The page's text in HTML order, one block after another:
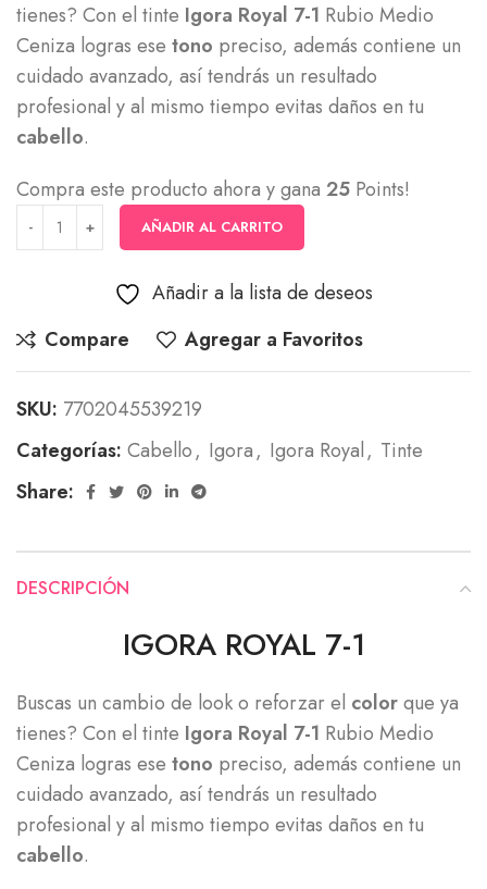
tienes? Con el tinte Igora Royal 7-1 Rubio Medio
Ceniza logras ese tono preciso, además contiene un
cuidado avanzado, así tendrás un resultado
profesional y al mismo tiempo evitas daños en tu
cabello.
Compra este producto ahora y gana 25 Points!
AÑADIR AL CARRITO
Añadir a la lista de deseos
Compare
Agregar a Favoritos
SKU: 7702045539219
Categorías: Cabello, Igora, Igora Royal, Tinte
Share:
DESCRIPCIÓN
IGORA ROYAL 7-1
Buscas un cambio de look o reforzar el colorque ya
tienes? Con el tinte Igora Royal 7-1 Rubio Medio
Ceniza logras ese tono preciso, además contiene un
cuidado avanzado, así tendrás un resultado
profesional y al mismo tiempo evitas daños en tu
cabello.